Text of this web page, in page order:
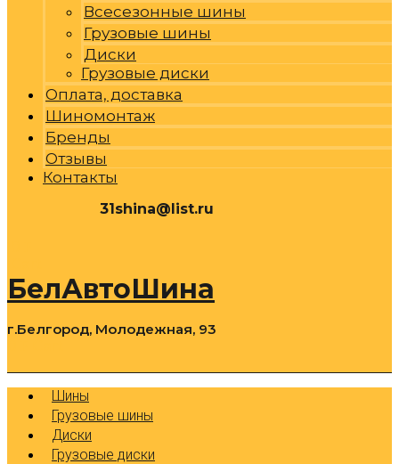
Всесезонные шины
Грузовые шины
Диски
Грузовые диски
Оплата, доставка
Шиномонтаж
Бренды
Отзывы
Контакты
31shina@list.ru
БелАвтоШина
г.Белгород, Молодежная, 93
Шины
Грузовые шины
Диски
Грузовые диски